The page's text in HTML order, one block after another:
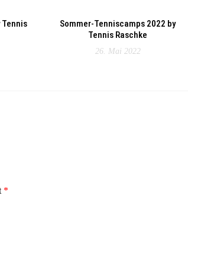
Tennis
Sommer-Tenniscamps 2022 by
Tennis Raschke
26. Mai 2022
*